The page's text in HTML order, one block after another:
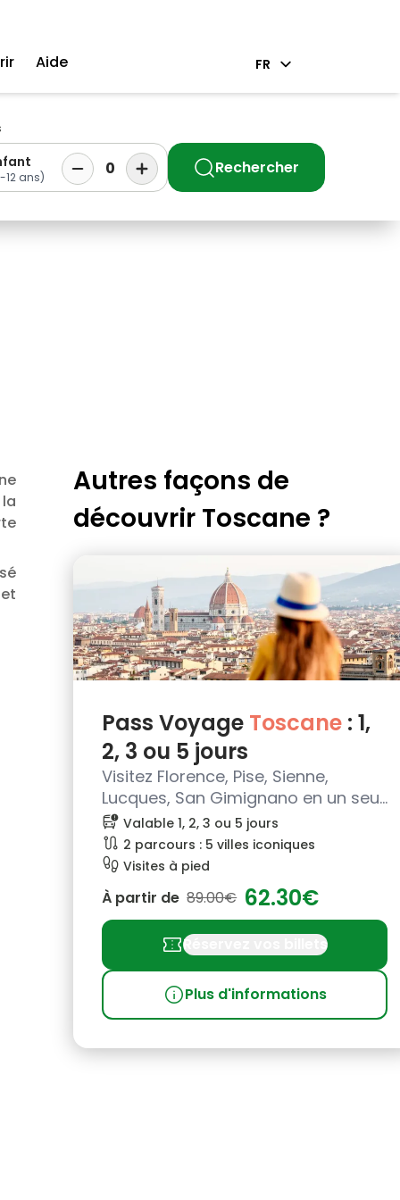
Aide FR
12 ans) 0 Rechercher
Autres façons de
découvrir Toscane ?
Pass Voyage Toscane : 1,
2, 3 ou 5 jours
Visitez Florence, Pise, Sienne,
Lucques, San Gimignano en un seul
pass
bus_alert Valable 1, 2, 3 ou 5 jours
route 2 parcours : 5 villes iconiques
footprint Visites à pied
À partir de 89.00€ 62.30€
confirmation_numberRéservez vos billets
infoPlus d'informations